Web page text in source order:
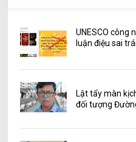
UNESCO công
luận điệu sai
Lật tẩy màn
đối tượng